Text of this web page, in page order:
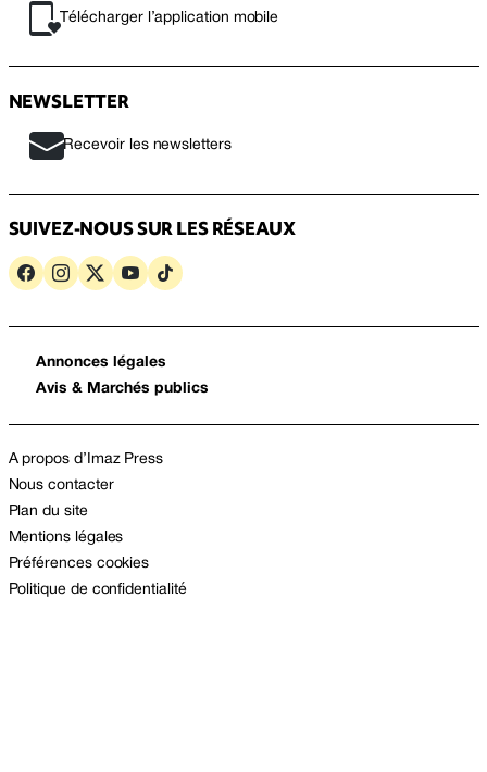
Télécharger l’application mobile
NEWSLETTER
Recevoir les newsletters
SUIVEZ-NOUS SUR LES RÉSEAUX
Annonces légales
Avis & Marchés publics
A propos d’Imaz Press
Nous contacter
Plan du site
Mentions légales
Préférences cookies
Politique de confidentialité